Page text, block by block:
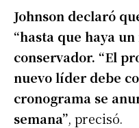
Johnson declaró
“hasta que haya
conservador. “El
nuevo líder debe
cronograma se
semana”, precisó.